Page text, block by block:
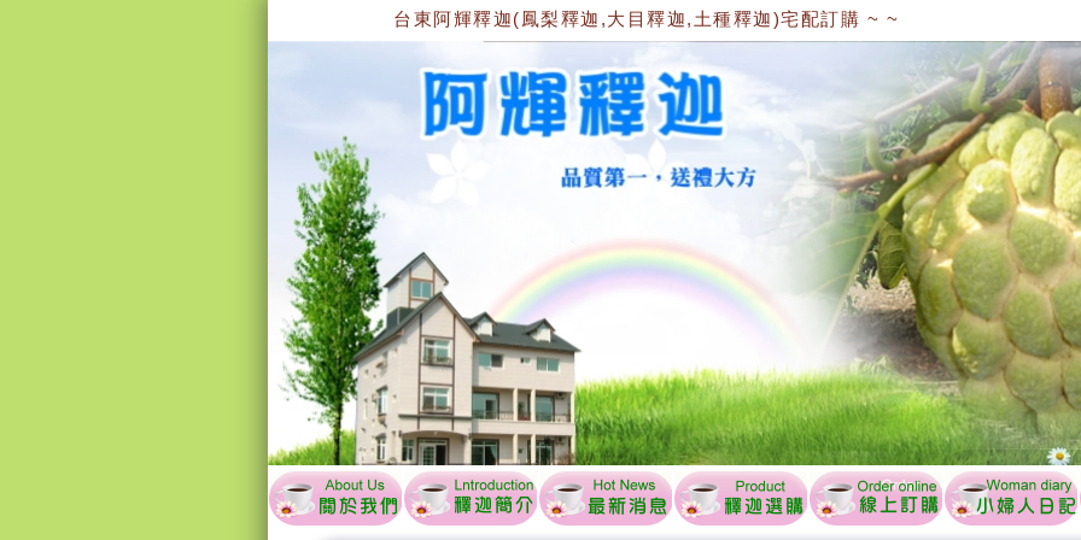
台東阿輝釋迦(鳳梨釋迦,大目釋迦,土種釋迦)宅配訂購 ~ ~